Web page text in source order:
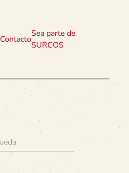
Contacto
Sea parte de
SURCOS